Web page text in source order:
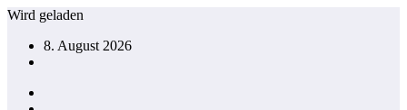
Zum
springen
Wird geladen
8. August 2026